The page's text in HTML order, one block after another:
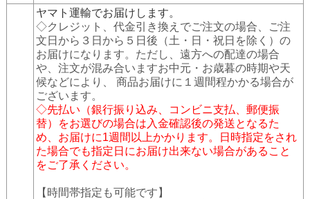
ヤマト運輸でお届けします。
◇クレジット、代金引き換えでご注文の場合、ご注
文日から３日から５日後（土・日・祝日を除く）の
お届けになります。ただし、遠方への配達の場合
や、注文が混み合いますお中元・お歳暮の時期や天
候などにより、 商品お届けに１週間程かかる場合が
ございます。
◇先払い（銀行振り込み、コンビニ支払、郵便振
替）をお選びの場合は入金確認後の発送となるた
め、お届けに1週間以上かかります。日時指定をされ
た場合でも指定日にお届け出来ない場合があること
をご了承ください。
【時間帯指定も可能です】